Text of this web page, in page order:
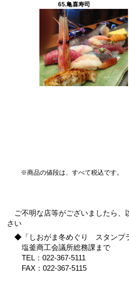
65.亀喜寿司
※商品の値段は、すべて税込です。
ご不明な店等がございましたら、
さい
◆「しおがま冬めぐり スタンプ
塩釜商工会議所総務課まで
TEL：022-367-5111
FAX：022-367-5115